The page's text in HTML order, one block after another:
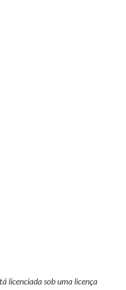
licenciada sob uma licença